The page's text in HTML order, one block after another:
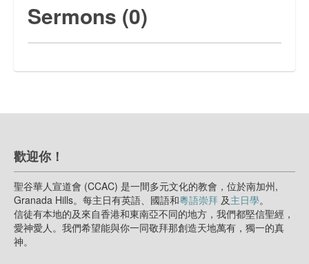
Sermons (0)
歡迎你！
聖谷華人宣道會 (CCAC) 是一間多元文化的教會，位於南加州,
Granada Hills。每主日有英語、國語和粵語崇拜 及主日學。
信徒有本地的及來自香港和東南亞不同的地方，我們都堅信聖經，
愛神愛人。我們希望能與你一同敬拜那創造天地萬有，獨一的真
神。